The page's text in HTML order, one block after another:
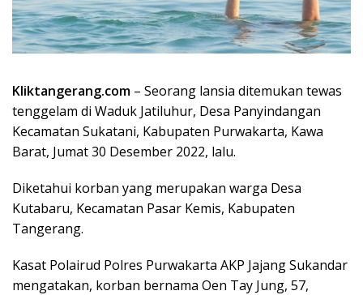
Kliktangerang.com – Seorang lansia ditemukan tewas
tenggelam di Waduk Jatiluhur, Desa Panyindangan
Kecamatan Sukatani, Kabupaten Purwakarta, Kawa
Barat, Jumat 30 Desember 2022, lalu.
Diketahui korban yang merupakan warga Desa
Kutabaru, Kecamatan Pasar Kemis, Kabupaten
Tangerang.
Kasat Polairud Polres Purwakarta AKP Jajang Sukandar
mengatakan, korban bernama Oen Tay Jung, 57,